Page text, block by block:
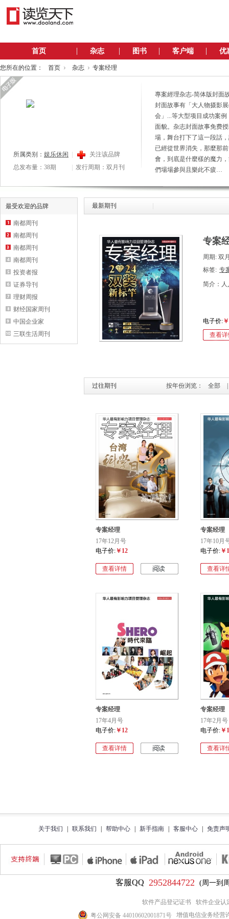
首页 杂志 图书 客户端 优
您所在的位置： 首页 杂志 专案经理
所属类别： 娱乐休闲
关注该品牌
总发布量：38期
发行周期：双月刊
專案經理杂志-简体版封面
封面故事有「大人物摄影
会」...等大型项目成功案
面貌。杂志封面故事免费
場，舞台打下了這一段話
已經從世界消失，那麼那
會，到底是什麼樣的魔力
們場場參與且樂此不疲…
最受欢迎的品牌
南都周刊
南都周刊
南都周刊
南都周刊
投资者报
证券导刊
理财周报
财经国家周刊
中国企业家
三联生活周刊
最新期刊
专案
周期: 双
标签: 专
简介：人
电子价:
查看
过往期刊 按年份浏览： 全部
专案经理
17年12月号
电子价: ￥12
查看详情
专案经理
17年10月
电子价: ￥
查看详
专案经理
17年4月号
电子价: ￥12
查看详情
专案经理
17年2月号
电子价: ￥
查看详
关于我们 联系我们 帮助中心 新手指南 客服中心 免责声
客服QQ 2952844722 (周一到
软件产品登记证书
软件企业认
粤公网安备 44010602001871号
增值电信业务经营